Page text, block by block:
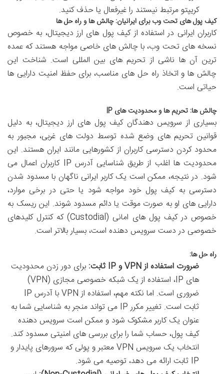
کریپتو مرتبط نیستند را غیرفعال یا حذف کنید.
کیف پول های تحت وب برای ایرانیان: چالش ها و راه حل ها
کاربران ایرانی در استفاده از کیف پول های ارز دیجیتال، به خصوص
نسخه های تحت وب، با چالش های خاصی مواجه هستند که عمده
ترین آن ها ناشی از تحریم های بین المللی است. شناخت این
چالش ها و اتخاذ راه حل های مناسب، برای حفظ امنیت دارایی ها
حیاتی است.
چالش ها: تحریم ها و محدودیت های IP
بسیاری از سرویس دهندگان کیف پول های ارز دیجیتال، به دلیل
قوانین تحریم های وضع شده توسط دولت های غربی، مجبور به
محدود کردن دسترسی کاربران از کشورهایی مانند ایران هستند. این
محدودیت ها اغلب از طریق شناسایی آدرس IP کاربران اعمال می
شود. در نتیجه، ممکن است یک کاربر ایرانی ناگهان با مسدود شدن
دسترسی به کیف پول خود مواجه شود یا حتی در برخی موارد،
دارایی های او به صورت موقت یا دائم مسدود شوند. این ریسک به
خصوص در کیف پول های امانی (Custodial) که کنترل کلیدهای
خصوصی در دست سرویس دهنده است، بسیار بالاتر است.
راه حل ها:
ضرورت استفاده از VPN و IP ثابت:
برای دور زدن محدودیت
های IP، استفاده از یک شبکه خصوصی مجازی (VPN)
ضروری است. اما نکته مهم، استفاده از VPN با آدرس IP
ثابت است. تغییر مکرر IP می تواند منجر به شناسایی شما به
عنوان یک کاربر مشکوک شود و ممکن است سرویس دهنده
کیف پول، حساب شما را برای بررسی های امنیتی مسدود کند.
انتخاب یک سرویس VPN معتبر و پولی که سرورهای پایدار و
IP ثابت ارائه می دهد، توصیه می شود.